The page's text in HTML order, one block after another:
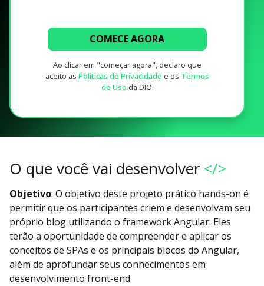
COMECE AGORA
Ao clicar em "começar agora", declaro que
aceito as Políticas de Privacidade e os Termos
de Uso da DIO.
O que você vai desenvolver </>
Objetivo: O objetivo deste projeto prático hands-on é
permitir que os participantes criem e desenvolvam seu
próprio blog utilizando o framework Angular. Eles
terão a oportunidade de compreender e aplicar os
conceitos de SPAs e os principais blocos do Angular,
além de aprofundar seus conhecimentos em
desenvolvimento front-end.